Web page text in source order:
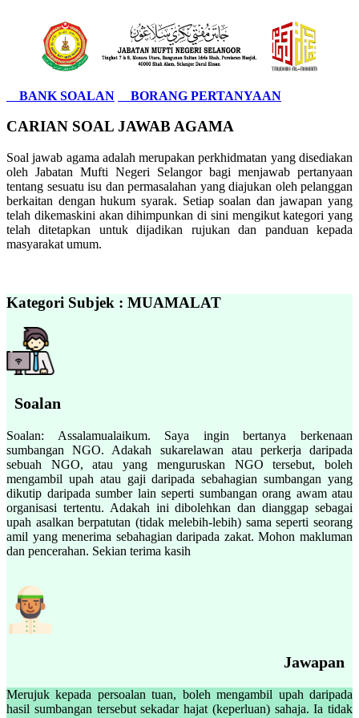
BANK SOALAN BORANG PERTANYAAN
CARIAN SOAL JAWAB AGAMA
Soal jawab agama adalah merupakan perkhidmatan yang disediakan
oleh Jabatan Mufti Negeri Selangor bagi menjawab pertanyaan
tentang sesuatu isu dan permasalahan yang diajukan oleh pelanggan
berkaitan dengan hukum syarak. Setiap soalan dan jawapan yang
telah dikemaskini akan dihimpunkan di sini mengikut kategori yang
telah ditetapkan untuk dijadikan rujukan dan panduan kepada
masyarakat umum.
Kategori Subjek : MUAMALAT
Soalan
Soalan: Assalamualaikum. Saya ingin bertanya berkenaan
sumbangan NGO. Adakah sukarelawan atau perkerja daripada
sebuah NGO, atau yang menguruskan NGO tersebut, boleh
mengambil upah atau gaji daripada sebahagian sumbangan yang
dikutip daripada sumber lain seperti sumbangan orang awam atau
organisasi tertentu. Adakah ini dibolehkan dan dianggap sebagai
upah asalkan berpatutan (tidak melebih-lebih) sama seperti seorang
amil yang menerima sebahagian daripada zakat. Mohon makluman
dan pencerahan. Sekian terima kasih
Jawapan
Merujuk kepada persoalan tuan, boleh mengambil upah daripada
hasil sumbangan tersebut sekadar hajat (keperluan) sahaja. Ia tidak